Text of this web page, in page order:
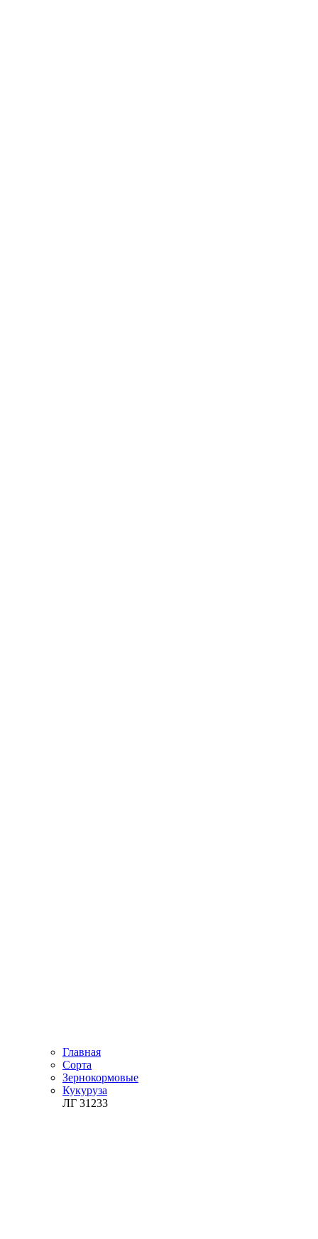
Главная
Сорта
Зернокормовые
Кукуруза
ЛГ 31233